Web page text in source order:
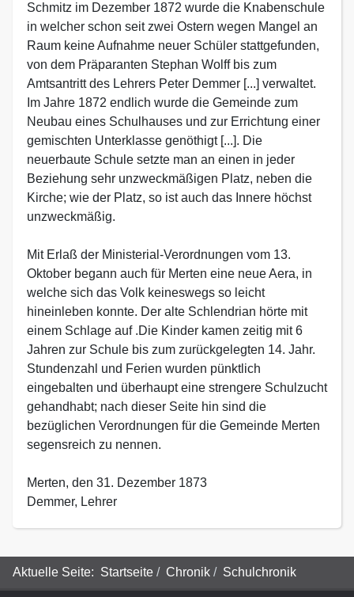
Schmitz im Dezember 1872 wurde die Knabenschule
in welcher schon seit zwei Ostern wegen Mangel an
Raum keine Aufnahme neuer Schüler stattgefunden,
von dem Präparanten Stephan Wolff bis zum
Amtsantritt des Lehrers Peter Demmer [...] verwaltet.
Im Jahre 1872 endlich wurde die Gemeinde zum
Neubau eines Schulhauses und zur Errichtung einer
gemischten Unterklasse genöthigt [...]. Die
neuerbaute Schule setzte man an einen in jeder
Beziehung sehr unzweckmäßigen Platz, neben die
Kirche; wie der Platz, so ist auch das Innere höchst
unzweckmäßig.
Mit Erlaß der Ministerial-Verordnungen vom 13.
Oktober begann auch für Merten eine neue Aera, in
welche sich das Volk keineswegs so leicht
hineinleben konnte. Der alte Schlendrian hörte mit
einem Schlage auf .Die Kinder kamen zeitig mit 6
Jahren zur Schule bis zum zurückgelegten 14. Jahr.
Stundenzahl und Ferien wurden pünktlich
eingebalten und überhaupt eine strengere Schulzucht
gehandhabt; nach dieser Seite hin sind die
bezüglichen Verordnungen für die Gemeinde Merten
segensreich zu nennen.
Merten, den 31. Dezember 1873
Demmer, Lehrer
Aktuelle Seite: Startseite Chronik Schulchronik